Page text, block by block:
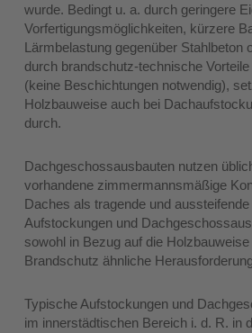
wurde. Bedingt u. a. durch geringere
Vorfertigungsmöglichkeiten, kürzere
Lärmbelastung gegenüber Stahlbeton
durch brandschutz-technische Vorteile
(keine Beschichtungen notwendig),
Holzbauweise auch bei
durch.
Dachgeschossausbauten nutzen
vorhandene zimmermannsmäßige
Daches als tragende und aussteifende
Aufstockungen und
sowohl in Bezug auf die
Brandschutz ähnliche
Typische Aufstockungen und
im innerstädtischen Bereich i. d. R. in